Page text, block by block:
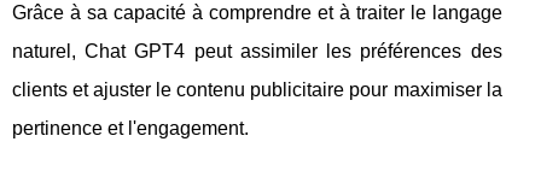
Grâce à sa capacité à comprendre et à traiter le langage
naturel, Chat GPT4 peut assimiler les préférences des
clients et ajuster le contenu publicitaire pour maximiser la
pertinence et l'engagement.